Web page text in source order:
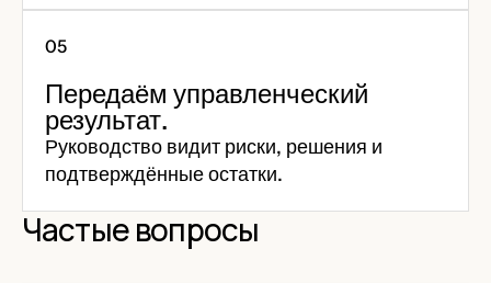
Передаём управленческий
результат.
Руководство видит риски, решения и
подтверждённые остатки.
Частые вопросы